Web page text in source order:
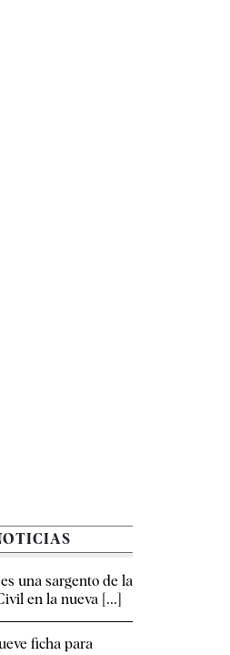
una sargento de la
en la nueva [...]
ficha para